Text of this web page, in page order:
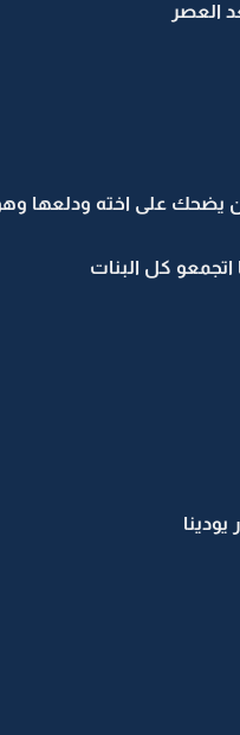
العصر
على اخته ودلعها وهوا
كل البنات